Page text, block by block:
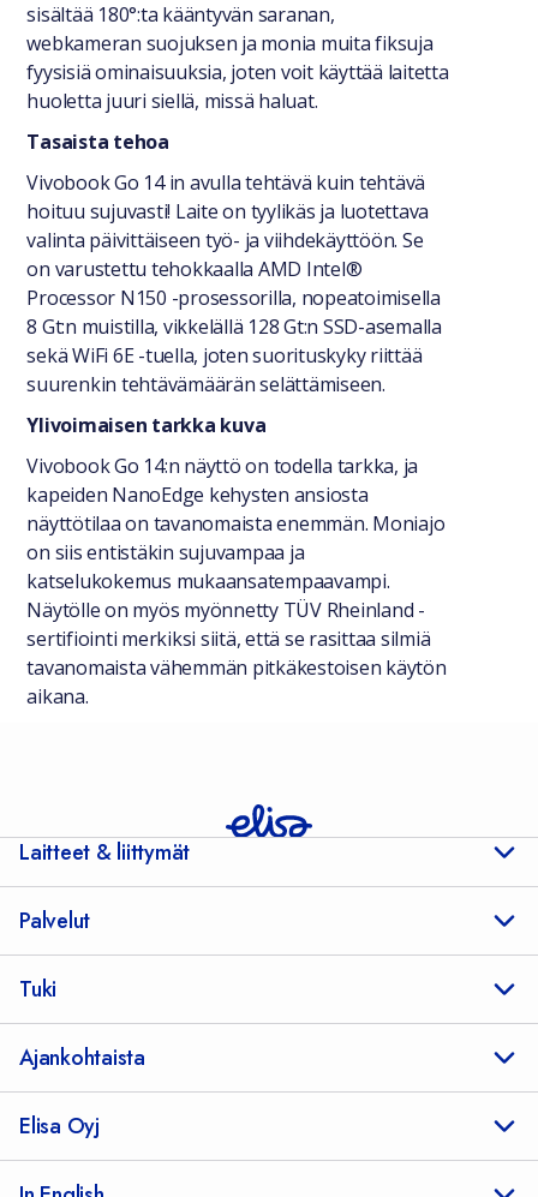
sisältää 180°:ta kääntyvän saranan,
webkameran suojuksen ja monia muita fiksuja
fyysisiä ominaisuuksia, joten voit käyttää laitetta
huoletta juuri siellä, missä haluat.
Tasaista tehoa
Vivobook Go 14 in avulla tehtävä kuin tehtävä
hoituu sujuvasti! Laite on tyylikäs ja luotettava
valinta päivittäiseen työ- ja viihdekäyttöön. Se
on varustettu tehokkaalla AMD Intel®
Processor N150 -prosessorilla, nopeatoimisella
8 Gt:n muistilla, vikkelällä 128 Gt:n SSD-asemalla
sekä WiFi 6E -tuella, joten suorituskyky riittää
suurenkin tehtävämäärän selättämiseen.
Ylivoimaisen tarkka kuva
Vivobook Go 14:n näyttö on todella tarkka, ja
kapeiden NanoEdge kehysten ansiosta
näyttötilaa on tavanomaista enemmän. Moniajo
on siis entistäkin sujuvampaa ja
katselukokemus mukaansatempaavampi.
Näytölle on myös myönnetty TÜV Rheinland -
sertifiointi merkiksi siitä, että se rasittaa silmiä
tavanomaista vähemmän pitkäkestoisen käytön
aikana.
Laitteet & liittymät
Palvelut
Tuki
Ajankohtaista
Elisa Oyj